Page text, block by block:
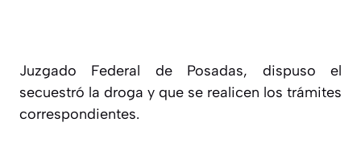
Juzgado Federal de Posadas, dispuso el
secuestró la droga y que se realicen los trámites
correspondientes.